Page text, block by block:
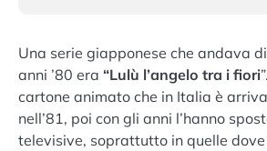
Una serie giapponese che andava
anni ’80 era “Lulù l’angelo tra i fiori
cartone animato che in Italia è
nell’81, poi con gli anni l’hanno
televisive, soprattutto in quelle